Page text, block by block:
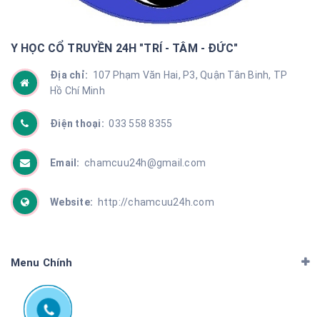
Y HỌC CỔ TRUYỀN 24H "TRÍ - TÂM - ĐỨC"
Địa chỉ: 107 Phạm Văn Hai, P3, Quận Tân Binh, TP
Hồ Chí Minh
Điện thoại:033 558 8355
Email: chamcuu24h@gmail.com
Website: http://chamcuu24h.com
Menu Chính